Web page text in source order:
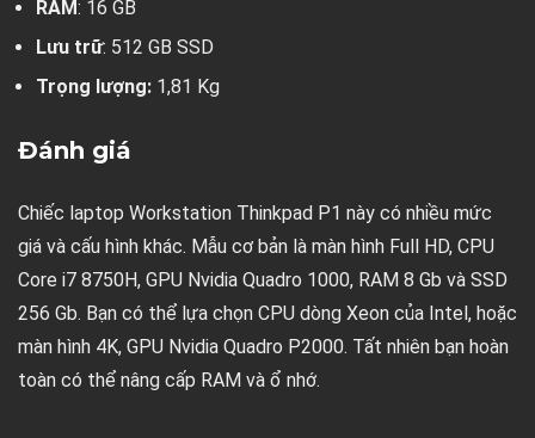
RAM: 16 GB
Lưu trữ: 512 GB SSD
Trọng lượng: 1,81 Kg
Đánh giá
Chiếc laptop Workstation Thinkpad P1 này có nhiều mức
giá và cấu hình khác. Mẫu cơ bản là màn hình Full HD, CPU
Core i7 8750H, GPU Nvidia Quadro 1000, RAM 8 Gb và SSD
256 Gb. Bạn có thể lựa chọn CPU dòng Xeon của Intel, hoặc
màn hình 4K, GPU Nvidia Quadro P2000. Tất nhiên bạn hoàn
toàn có thể nâng cấp RAM và ổ nhớ.